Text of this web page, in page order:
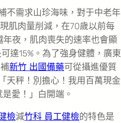
不需求山珍海味，對于中老年
肌肉量削減，在70歲以前每
年夜，肌肉喪失的速率也會顯
達15%。為了強身健體，廣東
新竹 出國備藥可從攝進優質
天秤！別擔心！我用百萬現金
愛！」白開端。
檢減竹科 員工健檢的特色是